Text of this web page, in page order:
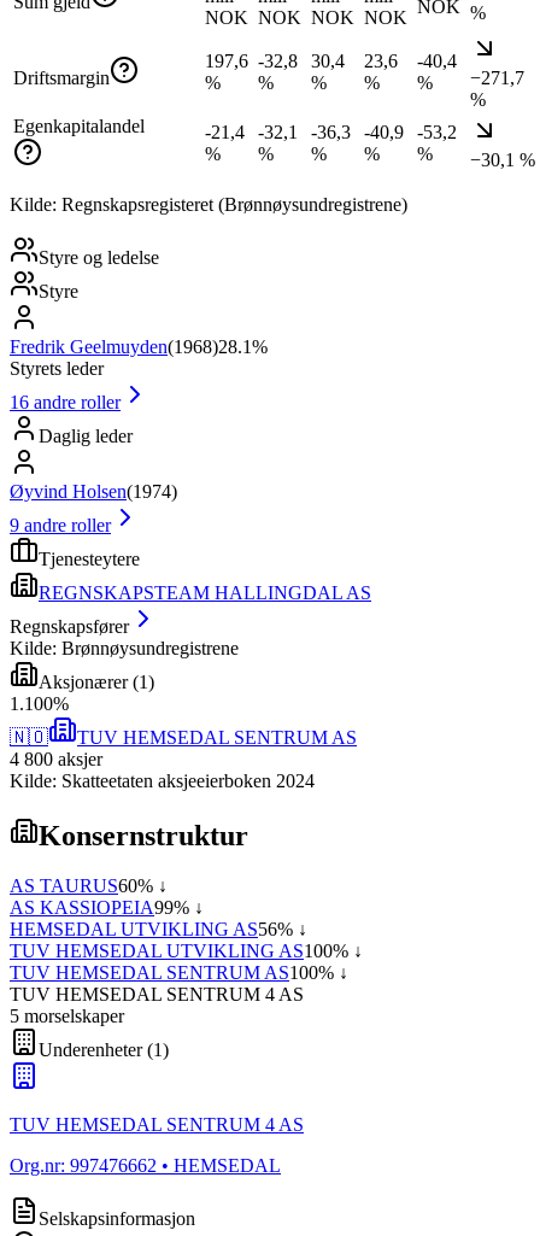
NOK NOK NOK NOK
NOK %
Driftsmargin
197,6
%
-32,8
%
30,4
%
23,6
%
-40,4
%
−271,7
%
Egenkapitalandel
-21,4
%
-32,1
%
-36,3
%
-40,9
%
-53,2
%
−30,1 %
Kilde: Regnskapsregisteret (Brønnøysundregistrene)
Styre og ledelse
Styre
Fredrik Geelmuyden(1968)28.1%
Styrets leder
16 andre roller
Daglig leder
Øyvind Holsen(1974)
9 andre roller
Tjenesteytere
REGNSKAPSTEAM HALLINGDAL AS
Regnskapsfører
Kilde: Brønnøysundregistrene
Aksjonærer(1)
1 .100%
🇳🇴
TUV HEMSEDAL SENTRUM AS
4 800 aksjer
Kilde: Skatteetaten aksjeeierboken 2024
Konsernstruktur
AS TAURUS60% ↓
AS KASSIOPEIA99% ↓
HEMSEDAL UTVIKLING AS56% ↓
TUV HEMSEDAL UTVIKLING AS100% ↓
TUV HEMSEDAL SENTRUM AS100% ↓
TUV HEMSEDAL SENTRUM 4 AS
5 morselskaper
Underenheter(1)
TUV HEMSEDAL SENTRUM 4 AS
Org.nr: 997476662 • HEMSEDAL
Selskapsinformasjon